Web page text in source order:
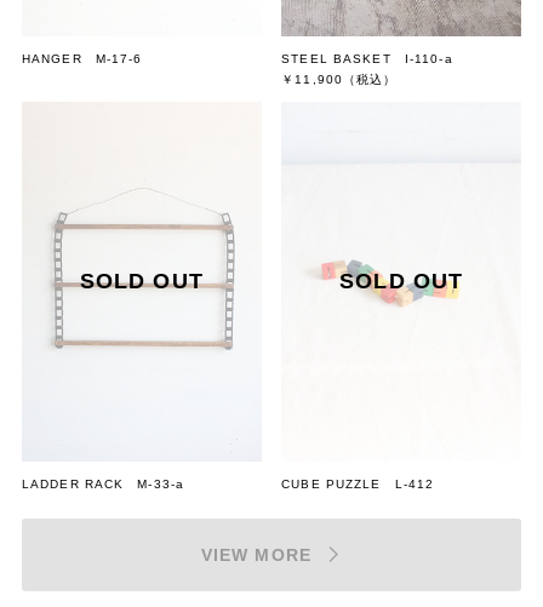
HANGER M-17-6
STEEL BASKET I-110-a
￥11,900 （税込）
LADDER RACK M-33-a CUBE PUZZLE L-412
VIEW MORE